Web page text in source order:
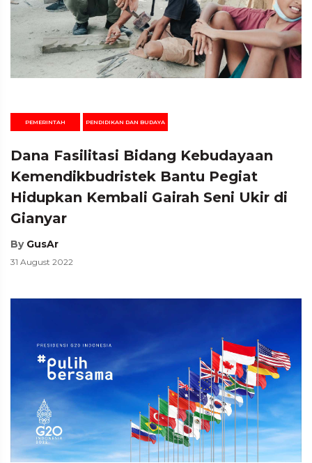
PEMERINTAH PENDIDIKAN DAN BUDAYA
Dana Fasilitasi Bidang Kebudayaan
Kemendikbudristek Bantu Pegiat
Hidupkan Kembali Gairah Seni Ukir di
Gianyar
By GusAr
31 August 2022